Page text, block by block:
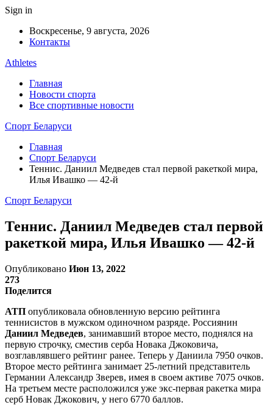
Sign in
Воскресенье, 9 августа, 2026
Контакты
Athletes
Главная
Новости спорта
Все спортивные новости
Спорт Беларуси
Главная
Спорт Беларуси
Теннис. Даниил Медведев стал первой ракеткой мира,
Илья Ивашко — 42-й
Спорт Беларуси
Теннис. Даниил Медведев стал первой
ракеткой мира, Илья Ивашко — 42-й
Опубликовано Июн 13, 2022
273
Поделится
АТП опубликовала обновленную версию рейтинга
теннисистов в мужском одиночном разряде. Россиянин
Даниил Медведев, занимавший второе место, поднялся на
первую строчку, сместив серба Новака Джоковича,
возглавлявшего рейтинг ранее. Теперь у Даниила 7950 очков.
Второе место рейтинга занимает 25-летний представитель
Германии Александр Зверев, имея в своем активе 7075 очков.
На третьем месте расположился уже экс-первая ракетка мира
серб Новак Джокович, у него 6770 баллов.